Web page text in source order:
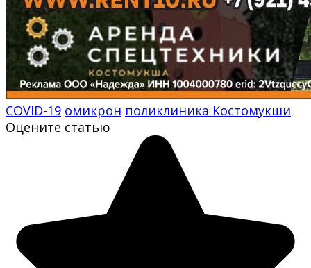
COVID-19 омикрон поликлиника Костомукши
Оцените статью